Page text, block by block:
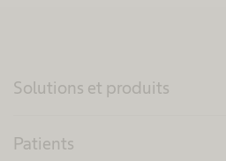
Solutions et produits
Patients